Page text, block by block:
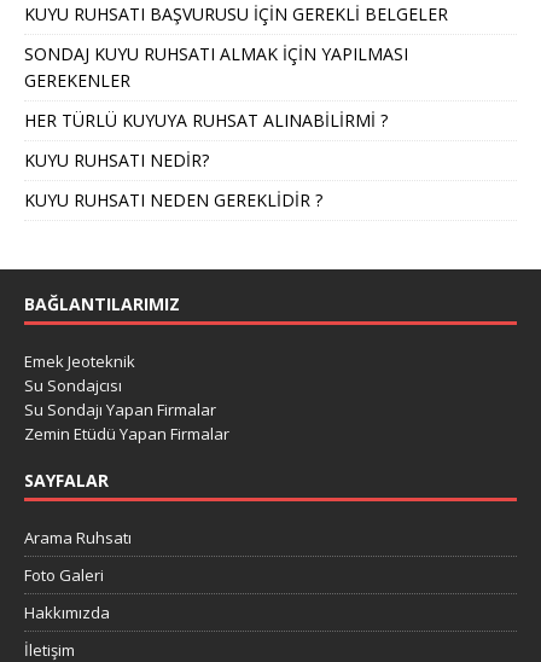
KUYU RUHSATI BAŞVURUSU İÇİN GEREKLİ BELGELER
SONDAJ KUYU RUHSATI ALMAK İÇİN YAPILMASI
GEREKENLER
HER TÜRLÜ KUYUYA RUHSAT ALINABİLİRMİ ?
KUYU RUHSATI NEDİR?
KUYU RUHSATI NEDEN GEREKLİDİR ?
BAĞLANTILARIMIZ
Emek Jeoteknik
Su Sondajcısı
Su Sondajı Yapan Firmalar
Zemin Etüdü Yapan Firmalar
SAYFALAR
Arama Ruhsatı
Foto Galeri
Hakkımızda
İletişim